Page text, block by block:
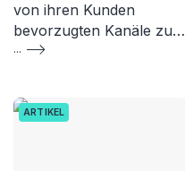
von ihren Kunden
bevorzugten Kanäle zu…
...
ARTIKEL